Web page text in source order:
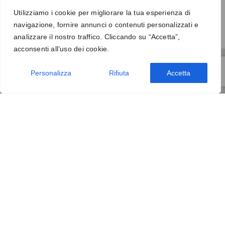
Utilizziamo i cookie per migliorare la tua esperienza di
navigazione, fornire annunci o contenuti personalizzati e
analizzare il nostro traffico. Cliccando su “Accetta”,
acconsenti all’uso dei cookie.
Personalizza Rifiuta Accetta
20.00
€28.00
€ 19.60